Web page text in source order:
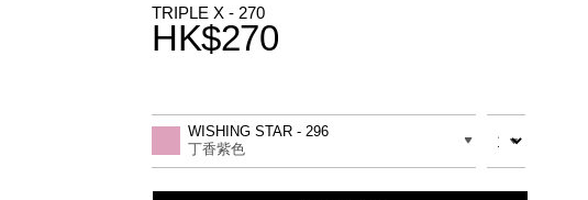
TRIPLE X - 270
HK$270
to
options
Actions
差別
WISHING STAR - 296
丁香紫色
數量